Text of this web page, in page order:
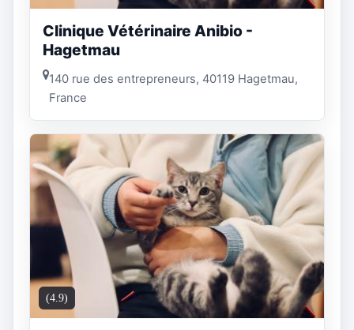
Clinique Vétérinaire Anibio -
Hagetmau
140 rue des entrepreneurs, 40119 Hagetmau,
France
(4.9)